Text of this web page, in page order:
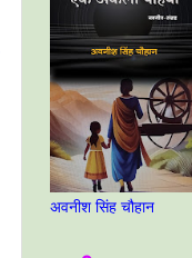
अवनीश सिंह चौहान